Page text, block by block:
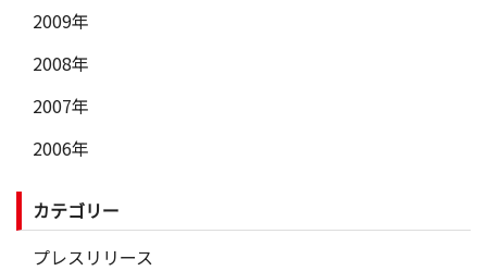
2009年
2008年
2007年
2006年
カテゴリー
プレスリリース